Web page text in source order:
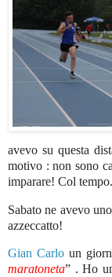
avevo su questa
motivo : non sono
imparare! Col tempo.
Sabato ne avevo
azzeccatto!
Gian Carlo un
maratoneta” . Ho